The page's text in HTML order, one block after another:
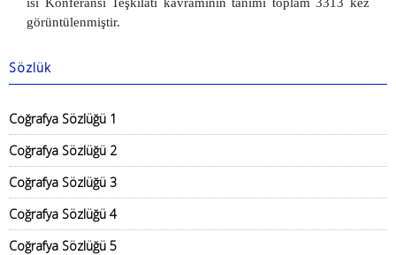
görüntülenmiştir.
Sözlük
Coğrafya Sözlüğü 1
Coğrafya Sözlüğü 2
Coğrafya Sözlüğü 3
Coğrafya Sözlüğü 4
Coğrafya Sözlüğü 5